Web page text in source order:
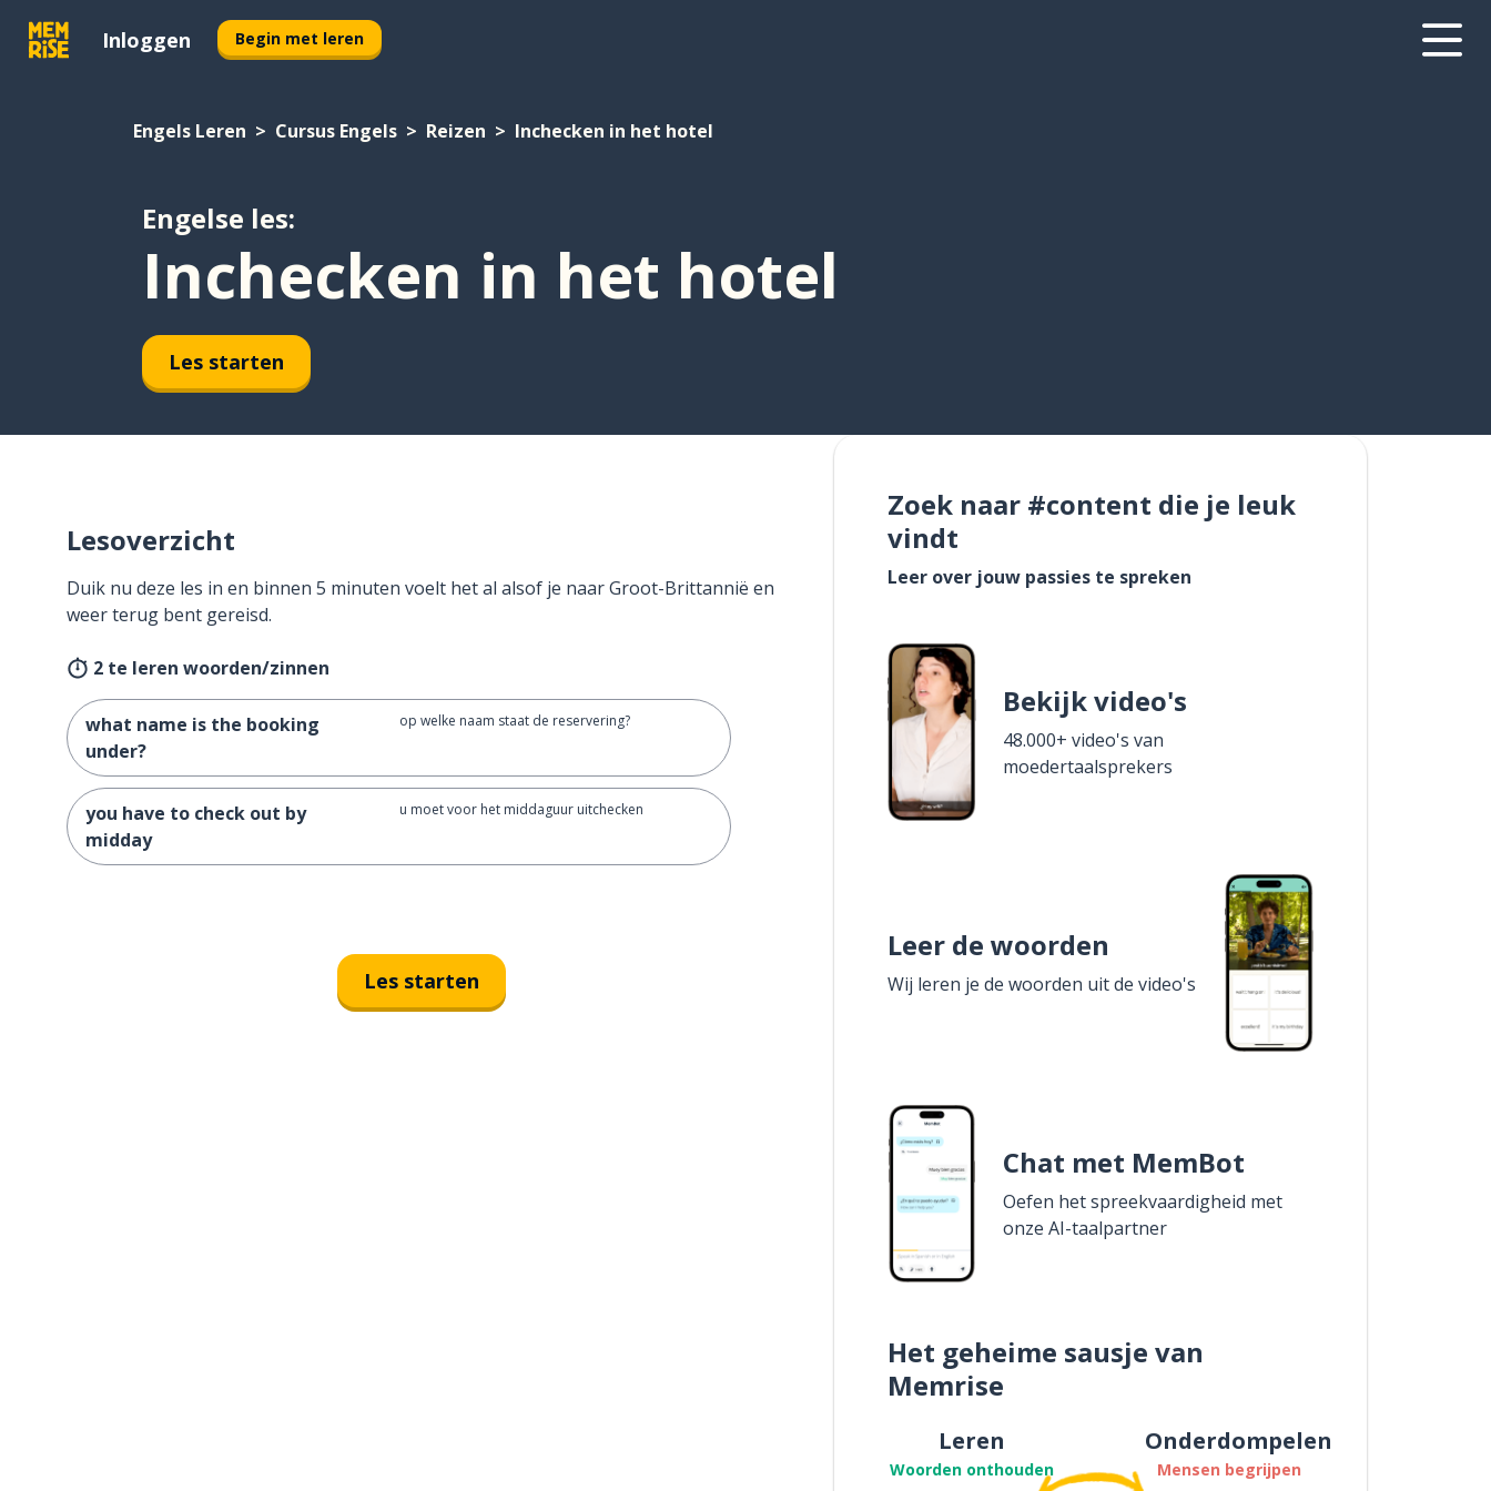
Inloggen Begin met leren
Engels Leren Cursus Engels Reizen Inchecken in het hotel
Engelse les:
Inchecken in het hotel
Les starten
Lesoverzicht
Duik nu deze les in en binnen 5 minuten voelt het al alsof je naar Groot-Brittannië en
weer terug bent gereisd.
2 te leren woorden/zinnen
what name is the booking
under?
op welke naam staat de reservering?
you have to check out by
midday
u moet voor het middaguur uitchecken
Les starten
Zoek naar #content die je leuk
vindt
Leer over jouw passies te spreken
Bekijk video's
48.000+ video's van
moedertaalsprekers
Leer de woorden
Wij leren je de woorden uit de video's
Chat met MemBot
Oefen het spreekvaardigheid met
onze AI-taalpartner
Het geheime sausje van
Memrise
Leren
Woorden onthouden
Onderdompelen
Mensen begrijpen